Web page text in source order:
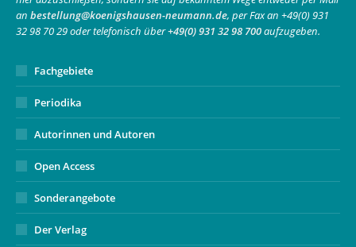
windowwindow
new
window
an bestellung@koenigshausen-neumann.de, per Fax an +49(0) 931
32 98 70 29 oder telefonisch über+49(0) 931 32 98 700aufzugeben.
Fachgebiete
Periodika
Autorinnen und Autoren
Open Access
Sonderangebote
Der Verlag